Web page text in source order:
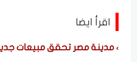
اقرأ ايضا
مدينة مصر تحقق مبيعات